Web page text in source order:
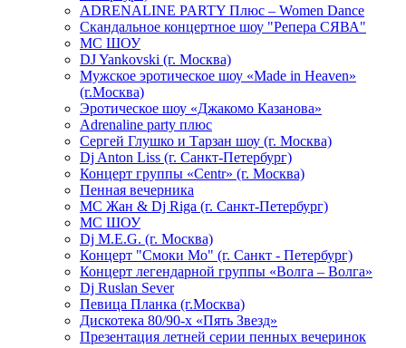
ADRENALINE PARTY Плюс – Women Dance
Скандальное концертное шоу "Репера СЯВА"
МС ШОУ
DJ Yankovski (г. Москва)
Мужское эротическое шоу «Made in Heaven»
(г.Москва)
Эротическое шоу «Джакомо Казанова»
Adrenaline party плюс
Сергей Глушко и Тарзан шоу (г. Москва)
Dj Anton Liss (г. Санкт-Петербург)
Концерт группы «Centr» (г. Москва)
Пенная вечерника
МС Жан & Dj Riga (г. Санкт-Петербург)
МС ШОУ
Dj M.E.G. (г. Москва)
Концерт "Смоки Мо" (г. Санкт - Петербург)
Концерт легендарной группы «Волга – Волга»
Dj Ruslan Sever
Певица Планка (г.Москва)
Дискотека 80/90-х «Пять Звезд»
Презентация летней серии пенных вечеринок